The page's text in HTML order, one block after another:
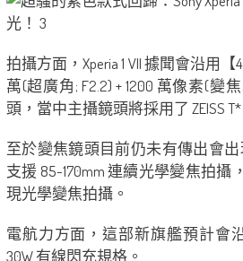
拍攝方面，Xperia 1 VII 據聞會沿用【
萬(超廣角; F2.2) + 1200 萬像素(變
頭，當中主攝鏡頭將採用了 ZEISS
至於變焦鏡頭目前仍未有傳出會
支援 85-170mm 連續光學變焦拍攝
現光學變焦拍攝。
電航力方面，這部新旗艦預計會
30W 有線閃充規格。